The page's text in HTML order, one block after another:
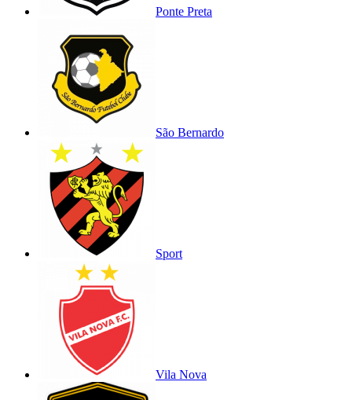
Ponte Preta
São Bernardo
Sport
Vila Nova